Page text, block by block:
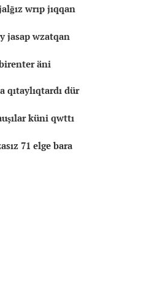
wrıp jıqqan
jasap wzatqan
äni
qıtaylıqtardı dür
küni qwttı
71 elge bara